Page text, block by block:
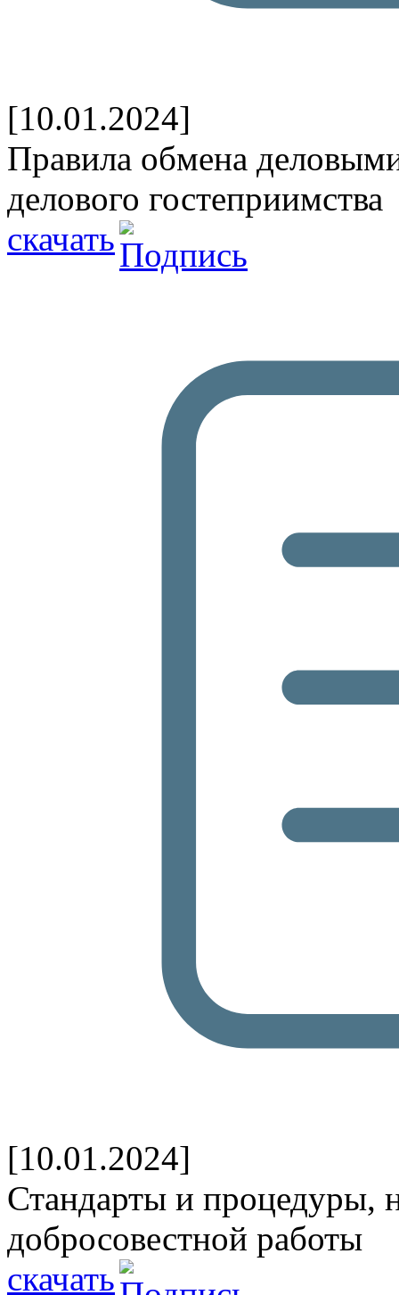
[10.01.2024]
Правила обмена
делового гостеприимства
скачать
[10.01.2024]
Стандарты и процедуры,
добросовестной работы
скачать